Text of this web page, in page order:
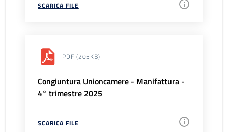
SCARICA FILE
PDF (205KB)
Congiuntura Unioncamere - Manifattura -
4° trimestre 2025
SCARICA FILE